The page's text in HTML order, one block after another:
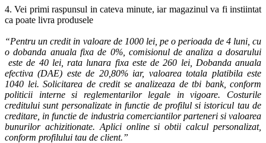
4. Vei primi raspunsul in cateva minute, iar magazinul va fi instiintat
ca poate livra produsele
“Pentru un credit in valoare de 1000 lei, pe o perioada de 4 luni, cu
o dobanda anuala fixa de 0%, comisionul de analiza a dosarului
este de 40 lei, rata lunara fixa este de 260 lei, Dobanda anuala
efectiva (DAE) este de 20,80% iar, valoarea totala platibila este
1040 lei. Solicitarea de credit se analizeaza de tbi bank, conform
politicii interne si reglementarilor legale in vigoare. Costurile
creditului sunt personalizate in functie de profilul si istoricul tau de
creditare, in functie de industria comerciantilor parteneri si valoarea
bunurilor achizitionate. Aplici online si obtii calcul personalizat,
conform profilului tau de client.”